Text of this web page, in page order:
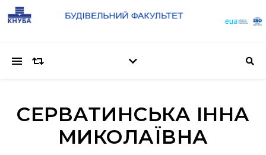
СЕРВАТИНСЬКА ІННА
МИКОЛАЇВНА